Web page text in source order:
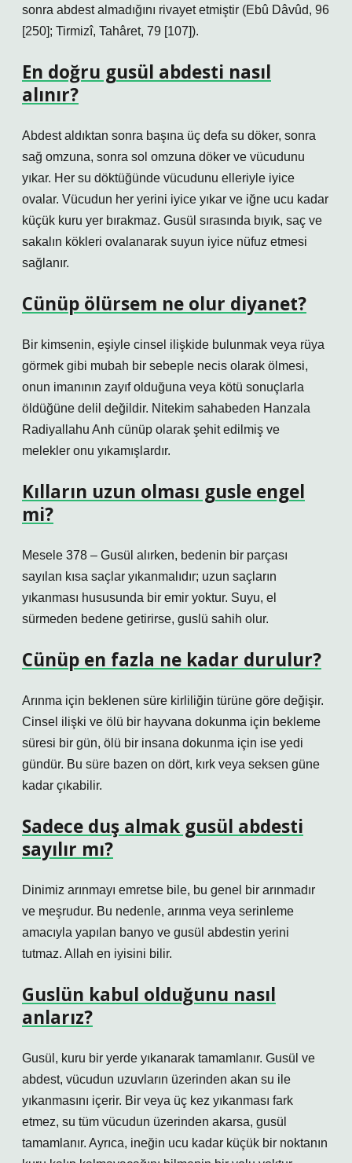
sonra abdest almadığını rivayet etmiştir (Ebû Dâvûd, 96
[250]; Tirmizî, Tahâret, 79 [107]).
En doğru gusül abdesti nasıl
alınır?
Abdest aldıktan sonra başına üç defa su döker, sonra
sağ omzuna, sonra sol omzuna döker ve vücudunu
yıkar. Her su döktüğünde vücudunu elleriyle iyice
ovalar. Vücudun her yerini iyice yıkar ve iğne ucu kadar
küçük kuru yer bırakmaz. Gusül sırasında bıyık, saç ve
sakalın kökleri ovalanarak suyun iyice nüfuz etmesi
sağlanır.
Cünüp ölürsem ne olur diyanet?
Bir kimsenin, eşiyle cinsel ilişkide bulunmak veya rüya
görmek gibi mubah bir sebeple necis olarak ölmesi,
onun imanının zayıf olduğuna veya kötü sonuçlarla
öldüğüne delil değildir. Nitekim sahabeden Hanzala
Radiyallahu Anh cünüp olarak şehit edilmiş ve
melekler onu yıkamışlardır.
Kılların uzun olması gusle engel
mi?
Mesele 378 – Gusül alırken, bedenin bir parçası
sayılan kısa saçlar yıkanmalıdır; uzun saçların
yıkanması hususunda bir emir yoktur. Suyu, el
sürmeden bedene getirirse, guslü sahih olur.
Cünüp en fazla ne kadar durulur?
Arınma için beklenen süre kirliliğin türüne göre değişir.
Cinsel ilişki ve ölü bir hayvana dokunma için bekleme
süresi bir gün, ölü bir insana dokunma için ise yedi
gündür. Bu süre bazen on dört, kırk veya seksen güne
kadar çıkabilir.
Sadece duş almak gusül abdesti
sayılır mı?
Dinimiz arınmayı emretse bile, bu genel bir arınmadır
ve meşrudur. Bu nedenle, arınma veya serinleme
amacıyla yapılan banyo ve gusül abdestin yerini
tutmaz. Allah en iyisini bilir.
Guslün kabul olduğunu nasıl
anlarız?
Gusül, kuru bir yerde yıkanarak tamamlanır. Gusül ve
abdest, vücudun uzuvların üzerinden akan su ile
yıkanmasını içerir. Bir veya üç kez yıkanması fark
etmez, su tüm vücudun üzerinden akarsa, gusül
tamamlanır. Ayrıca, ineğin ucu kadar küçük bir noktanın